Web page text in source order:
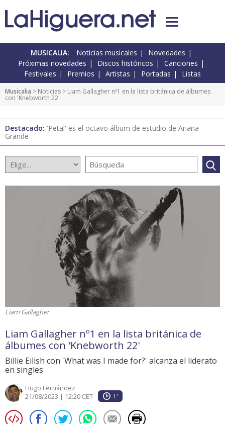
MUSICALIA: Noticias musicales
Novedades
Próximas novedades
Discos históricos
Canciones
Festivales
Premios Artistas Portadas Listas
Musicalia > Noticias > Liam Gallagher nº1 en la lista británica de álbumes
con 'Knebworth 22'
Destacado: 'Petal' es el octavo álbum de estudio de Ariana
Grande
Liam Gallagher
Liam Gallagher nº1 en la lista británica de
álbumes con 'Knebworth 22'
Billie Eilish con 'What was I made for?' alcanza el liderato
en singles
Hugo Fernández
21/08/2023 | 12:20 CET
1'